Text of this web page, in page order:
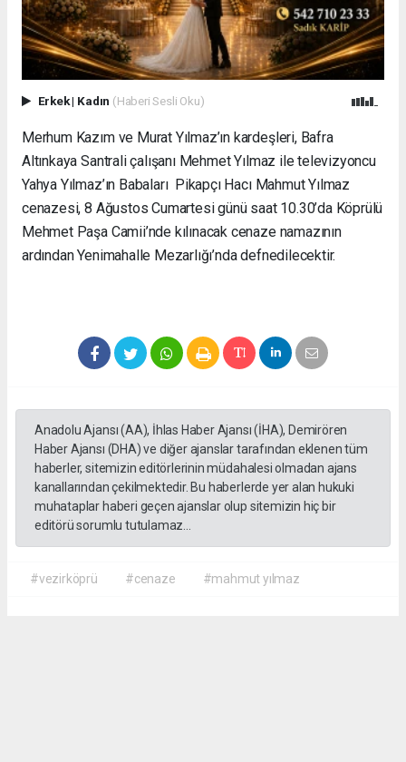
Erkek| Kadın (Haberi Sesli Oku)
Merhum Kazım ve Murat Yılmaz’ın kardeşleri, Bafra
Altınkaya Santrali çalışanı Mehmet Yılmaz ile televizyoncu
Yahya Yılmaz’ın Babaları Pikapçı Hacı Mahmut Yılmaz
cenazesi, 8 Ağustos Cumartesi günü saat 10.30’da Köprülü
Mehmet Paşa Camii’nde kılınacak cenaze namazının
ardından Yenimahalle Mezarlığı’nda defnedilecektir.
Anadolu Ajansı (AA), İhlas Haber Ajansı (İHA), Demirören
Haber Ajansı (DHA) ve diğer ajanslar tarafından eklenen tüm
haberler, sitemizin editörlerinin müdahalesi olmadan ajans
kanallarından çekilmektedir. Bu haberlerde yer alan hukuki
muhataplar haberi geçen ajanslar olup sitemizin hiç bir
editörü sorumlu tutulamaz...
#vezirköprü #cenaze #mahmut yılmaz